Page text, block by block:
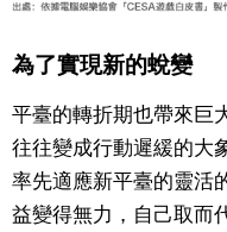
為了實現新的蛻變
平臺的轉折期也帶來巨
往往變成行動遲緩的大
率先適應新平臺的靈活
益變得無力，自己取而